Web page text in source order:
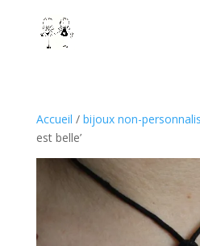
Accueil / bijoux non-
est belle’